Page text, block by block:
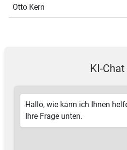
Otto Kern
KI-Chat
Hallo, wie kann ich Ihnen
Ihre Frage unten.